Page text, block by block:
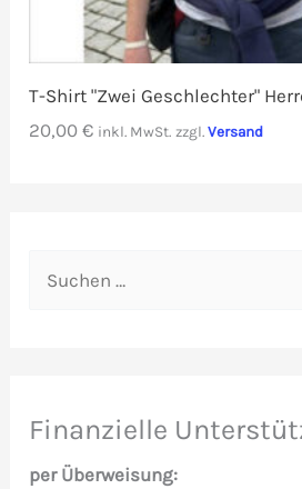
T-Shirt "Zwei Geschlechter"
20,00€ inkl. MwSt. zzgl.Versand
e
Finanzielle
per Überweisung: